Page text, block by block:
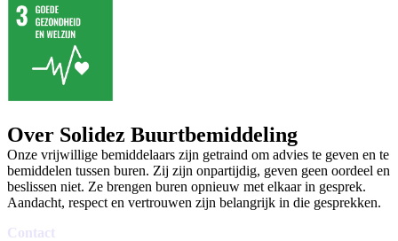
Over Solidez Buurtbemiddeling
Onze vrijwillige bemiddelaars zijn getraind om advies te geven en te
bemiddelen tussen buren. Zij zijn onpartijdig, geven geen oordeel en
beslissen niet. Ze brengen buren opnieuw met elkaar in gesprek.
Aandacht, respect en vertrouwen zijn belangrijk in die gesprekken.
Contact